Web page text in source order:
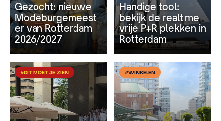
Gezocht: nieuwe
Modeburgemeest
er van Rotterdam
2026/2027
Handige tool:
bekijk de realtime
vrije P+R plekken in
Rotterdam
#DIT MOET JE ZIEN #WINKELEN